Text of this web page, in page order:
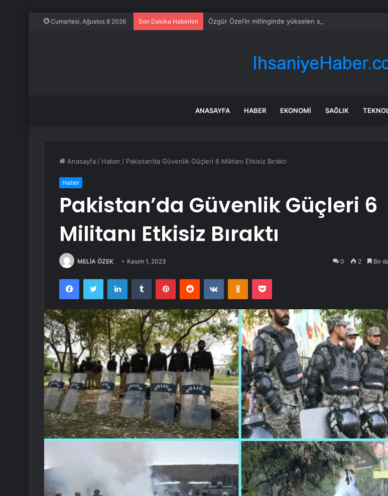
Cumartesi, Ağustos 8 2026 Son Dakika Haberleri Özgür Özel’in mitinginde yükselen sloganlara AK Partili
ANASAYFA HABER EKONOMI SAĞLIK
Anasayfa / Haber / Pakistan’da Güvenlik Güçleri 6 Militanı Etkisiz Bıraktı
Haber
Pakistan’da Güvenlik Güçleri 6
Militanı Etkisiz Bıraktı
MELİA ÖZEK Kasım 1, 2023 0 2 Bir
FacebookTwitter LinkedInTumblr PinterestReddit VKontakteOdnoklassniki
Pocket